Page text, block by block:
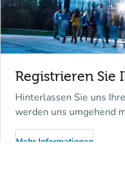
Registrieren Sie
Hinterlassen Sie uns
werden uns umgehend
Mehr Informationen